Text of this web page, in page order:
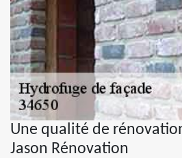
Une qualité de
Jason Rénovation